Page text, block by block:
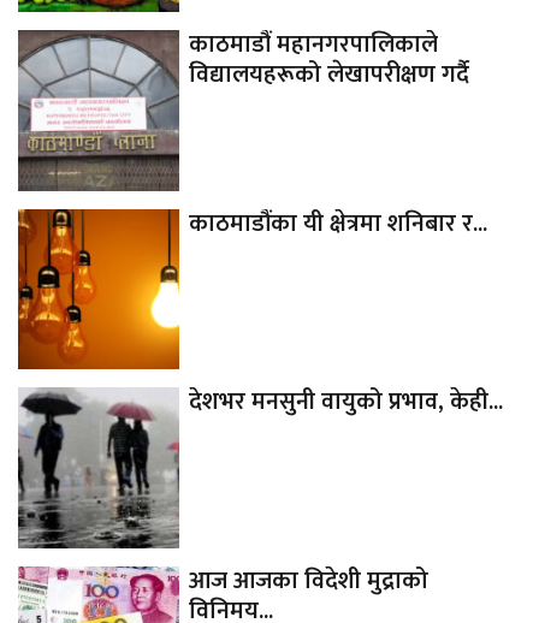
काठमाडौं महानगरपालिकाले
विद्यालयहरूको लेखापरीक्षण गर्दै
काठमाडौंका यी क्षेत्रमा शनिबार र...
देशभर मनसुनी वायुको प्रभाव, केही...
आज आजका विदेशी मुद्राको
विनिमय...